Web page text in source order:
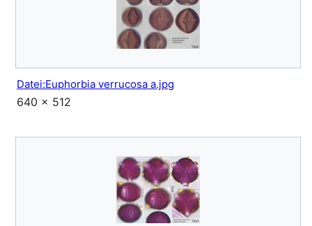
Datei:Euphorbia verrucosa a.jpg
640 × 512